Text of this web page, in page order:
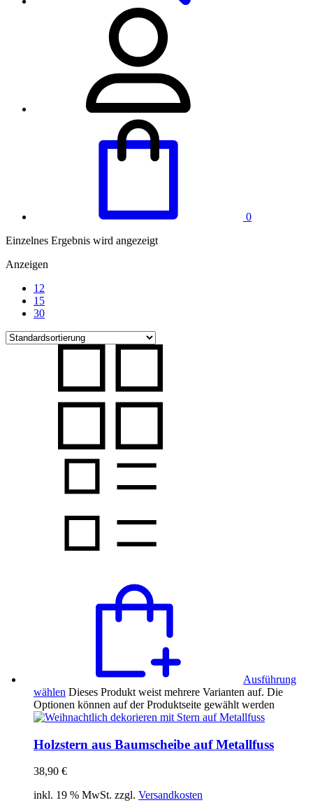
0
Einzelnes Ergebnis wird angezeigt
Anzeigen
12
15
30
Ausführung
wählen Dieses Produkt weist mehrere Varianten auf. Die
Optionen können auf der Produktseite gewählt werden
Holzstern aus Baumscheibe auf Metallfuss
38,90 €
inkl. 19 % MwSt. zzgl. Versandkosten